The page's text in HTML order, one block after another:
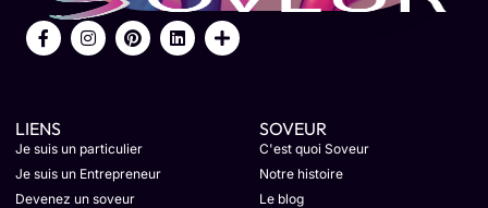
LIENS
Je suis un particulier
Je suis un Entrepreneur
Devenez un soveur
SOVEUR
C'est quoi Soveur
Notre histoire
Le blog